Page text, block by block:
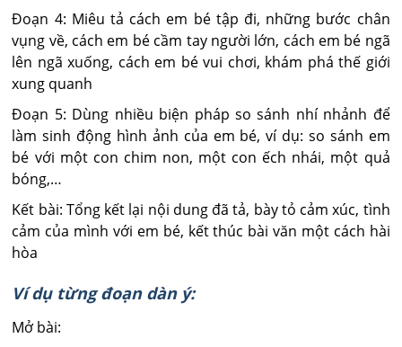
Đoạn 4: Miêu tả cách em bé tập đi, những bước chân
vụng về, cách em bé cầm tay người lớn, cách em bé ngã
lên ngã xuống, cách em bé vui chơi, khám phá thế giới
xung quanh
Đoạn 5: Dùng nhiều biện pháp so sánh nhí nhảnh để
làm sinh động hình ảnh của em bé, ví dụ: so sánh em
bé với một con chim non, một con ếch nhái, một quả
bóng,…
Kết bài: Tổng kết lại nội dung đã tả, bày tỏ cảm xúc, tình
cảm của mình với em bé, kết thúc bài văn một cách hài
hòa
Ví dụ từng đoạn dàn ý:
Mở bài: